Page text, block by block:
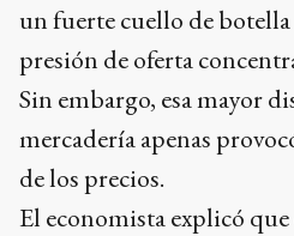
un fuerte cuello de
presión de oferta
Sin embargo, esa mayor
mercadería apenas
de los precios.
El economista explicó